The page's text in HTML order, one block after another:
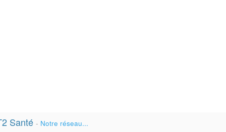
Santé - Notre réseau...